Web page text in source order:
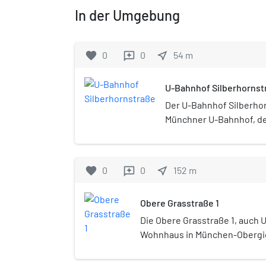
In der Umgebung
favorite 0 reviews 0 near_me 54 m
U-Bahnhof
Der U-Bahnhof
Münchner U-Bahnhof,
dem 12. Dezember 2011
Hauptverkehrszeit
frühesten säulenlosen
Hintergleiswände
Wandpaneelen
freitragende Decke mit
favorite 0 reviews 0 near_me 152 m
Obere Grasstraße 1
Die Obere Grasstraße 1, auch
Wohnhaus in München-
Baudenkmal in die